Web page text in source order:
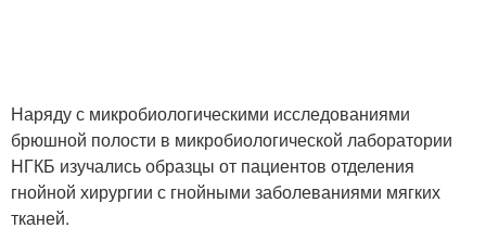
Наряду с микробиологическими исследованиями
брюшной полости в микробиологической лаборатории
НГКБ изучались образцы от пациентов отделения
гнойной хирургии с гнойными заболеваниями мягких
тканей.